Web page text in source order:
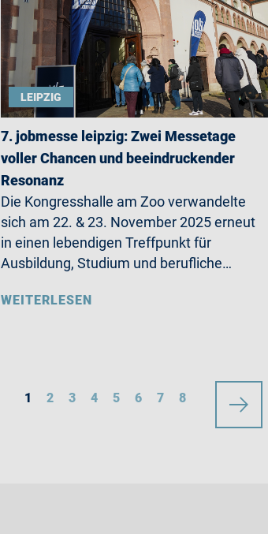
LEIPZIG
7. jobmesse leipzig: Zwei Messetage
voller Chancen und beeindruckender
Resonanz
Die Kongresshalle am Zoo verwandelte
sich am 22. & 23. November 2025 erneut
in einen lebendigen Treffpunkt für
Ausbildung, Studium und berufliche…
WEITERLESEN
1 2 3 4 5 6 7 8